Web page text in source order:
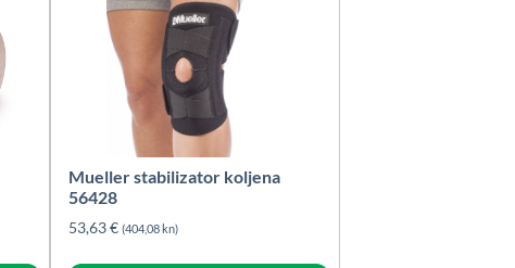
Mueller stabilizator koljena
56428
53,63€ (404,08 kn)